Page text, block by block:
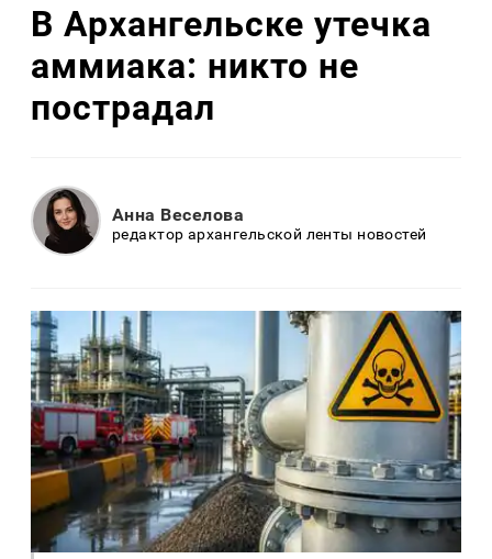
В Архангельске утечка
аммиака: никто не
пострадал
Анна Веселова
редактор архангельской ленты новостей